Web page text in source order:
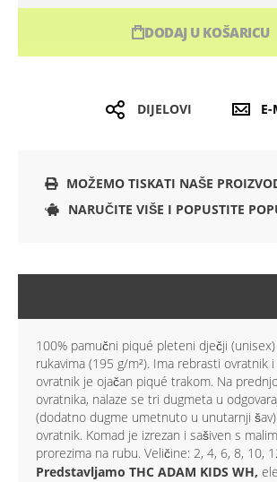
DODAJ U KOŠARICU
DIJELOVI
MOŽEMO TISKATI NAŠE
NARUČITE VIŠE I POPUSTITE
100% pamučni piqué pleteni dječji
rukavima (195 g/m²). Ima rebrasti ovratnik
ovratnik je ojačan piqué trakom. Na
ovratnika, nalaze se tri dugmeta u
(dodatno dugme umetnuto u unutarnji
ovratnik. Komad je izrezan i sašiven s
prorezima na rubu. Veličine: 2, 4, 6, 8, 10,
Predstavljamo THC ADAM KIDS WH,